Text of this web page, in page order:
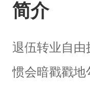
简介
退伍转业自
惯会暗戳戳地